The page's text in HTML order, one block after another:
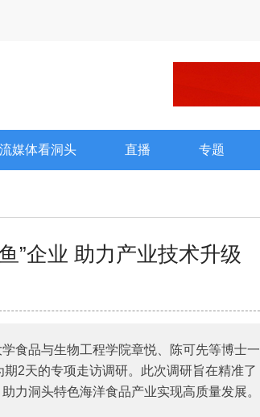
媒体看洞头 直播 专题
”企业 助力产业技术升级
食品与生物工程学院章悦、陈可先等博士一
2天的专项走访调研。此次调研旨在精准了
力洞头特色海洋食品产业实现高质量发展。